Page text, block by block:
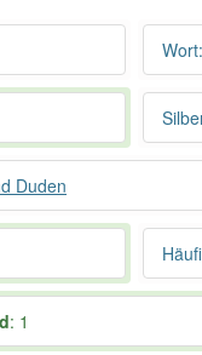
Wort:
Duden
: 1